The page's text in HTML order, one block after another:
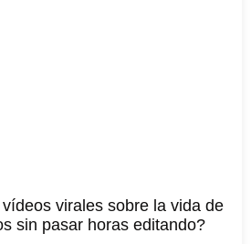
virales sobre la vida de
sin pasar horas editando?